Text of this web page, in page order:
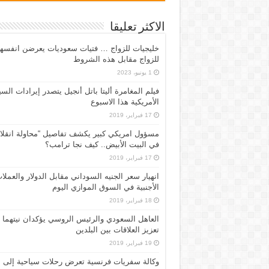
الاكثر تعليقا
خليجيات للزواج … فتيات سعوديات يعرضن
للزواج مقابل هذه الشروط
1 يونيو، 2023
فيلم المغامرة أليتا‭ ‬باتل أنجيل يتصدر إيرادات
الأمريكية هذا الاسبوع
17 فبراير، 2019
مسؤول امريكي كبير يكشف تفاصيل “محاولة
في البيت الأبيض.. كيف نجا ترامب؟
17 فبراير، 2019
انهيار سعر الجنيه السوداني مقابل الدولار
الأجنبية في السوق الموازي اليوم
18 فبراير، 2019
العاهل السعودي والرئيس الروسي يؤكدان نيتهما
تعزيز العلاقات بين البلدين
19 فبراير، 2019
وكالة سفريات فرنسية تعرض رحلات سياحية إلى